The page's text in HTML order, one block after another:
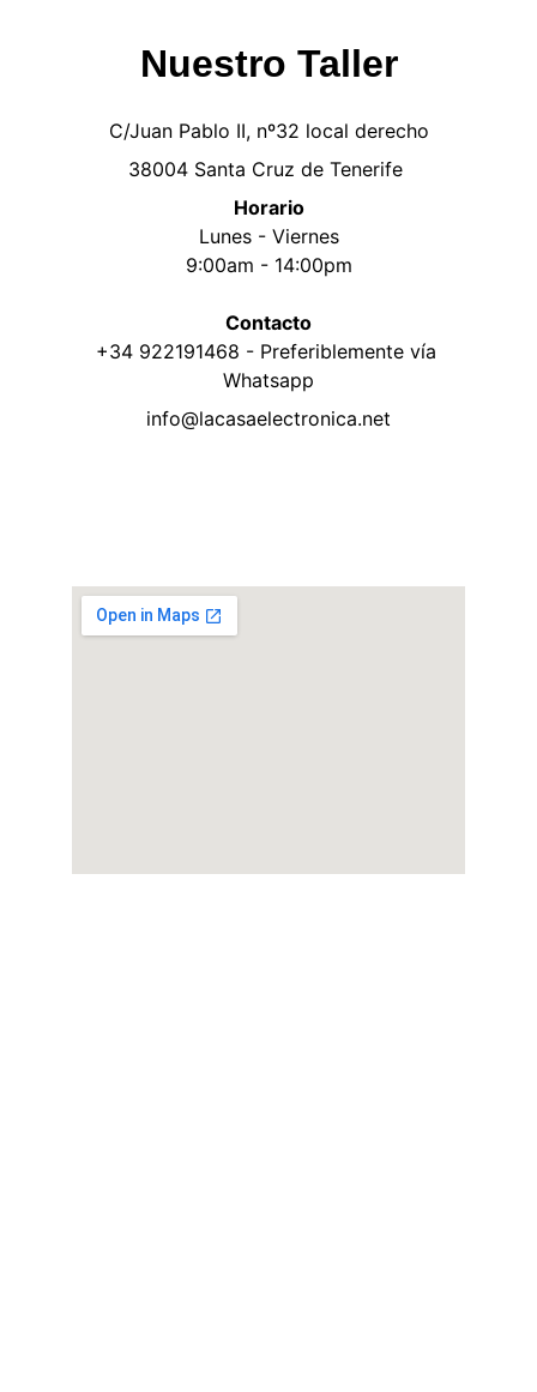
Nuestro Taller
C/Juan Pablo II, nº32 local derecho
38004 Santa Cruz de Tenerife
Horario
Lunes - Viernes
9:00am - 14:00pm
Contacto
+34 922191468 - Preferiblemente vía
Whatsapp
info@lacasaelectronica.net